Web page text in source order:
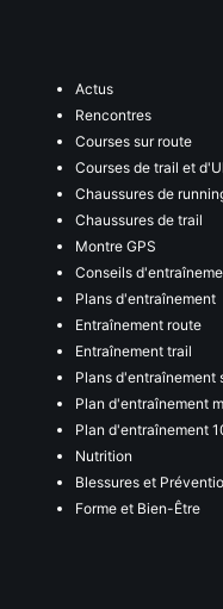
Actus
Rencontres
Courses sur route
Courses de trail et
Chaussures de
Chaussures de trail
Montre GPS
Conseils
Plans d'entraînement
Entraînement route
Entraînement trail
Plans d'entraînement
Plan d'entraînement
Plan d'entraînement
Nutrition
Blessures et
Forme et Bien-Être